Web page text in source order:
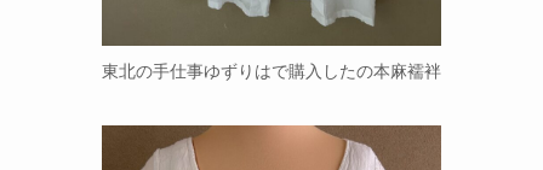
東北の手仕事ゆずりはで購入したの本麻襦袢